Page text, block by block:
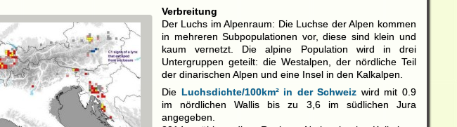
Verbreitung
Der Luchs im Alpenraum: Die Luchse der Alpen kommen
in mehreren Subpopulationen vor, diese sind klein und
kaum vernetzt. Die alpine Population wird in drei
Untergruppen geteilt: die Westalpen, der nördliche Teil
der dinarischen Alpen und eine Insel in den Kalkalpen.
Die Luchsdichte/100km² in der Schweiz wird mit 0.9
im nördlichen Wallis bis zu 3,6 im südlichen Jura
angegeben.